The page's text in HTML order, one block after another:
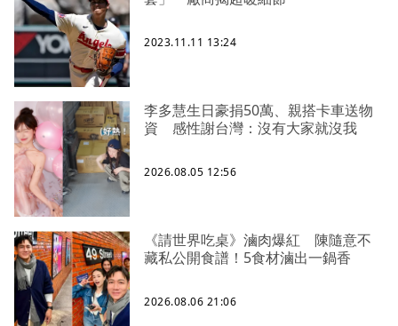
2023.11.11 13:24
李多慧生日豪捐50萬、親搭卡車送物
資 感性謝台灣：沒有大家就沒我
2026.08.05 12:56
《請世界吃桌》滷肉爆紅 陳隨意不
藏私公開食譜！5食材滷出一鍋香
2026.08.06 21:06